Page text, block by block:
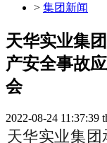
> 集团新闻
天华实业集
产安全事故
会
2022-08-24 11:37:39
天华实业集